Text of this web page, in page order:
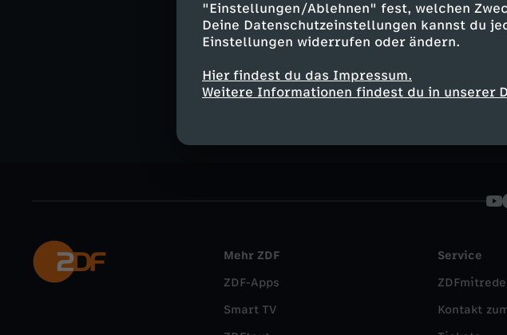
"Einstellungen/Ablehnen" fest, welchen
Deine Datenschutzeinstellungen kannst du
Einstellungen widerrufen oder ändern.
Hier findest du das Impressum.
Weitere Informationen findest du in unserer
Ähnliche Inhalte
Nachrichten Magazin
Mehr ZDF
ZDF-Apps
Smart TV
Service
Kontakt